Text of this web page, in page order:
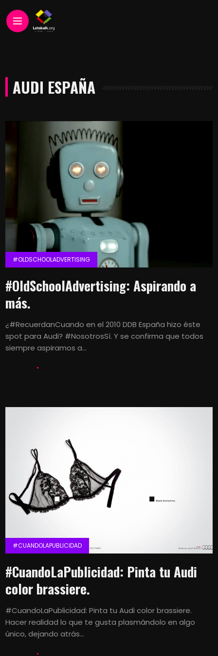
AUDI ESPAÑA
#OLDSCHOOLADVERTISING
#OldSchoolAdvertising: Aspirando a
más.
¿#RecuerdanCuando en el 2010 DDB España hizo éste
spot para Audi? #NosotrosSí. Y se confirma que todos
siempre aspiramos a...
#CUANDOLAPUBLICIDAD
#CuandoLaPublicidad: Pinta tu Audi
color brassiere.
#CuandoLaPublicidad: Pinta tu Audi color brassiere.
Hacer realidad lo que te gusta plasmándolo en algo
único, dejando atrás...